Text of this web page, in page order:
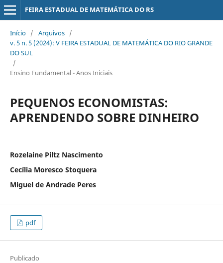
FEIRA ESTADUAL DE MATEMÁTICA DO RS
Início / Arquivos /
v. 5 n. 5 (2024): V FEIRA ESTADUAL DE MATEMÁTICA DO RIO GRANDE
DO SUL
/
Ensino Fundamental - Anos Iniciais
PEQUENOS ECONOMISTAS:
APRENDENDO SOBRE DINHEIRO
Rozelaine Piltz Nascimento
Cecília Moresco Stoquera
Miguel de Andrade Peres
pdf
Publicado